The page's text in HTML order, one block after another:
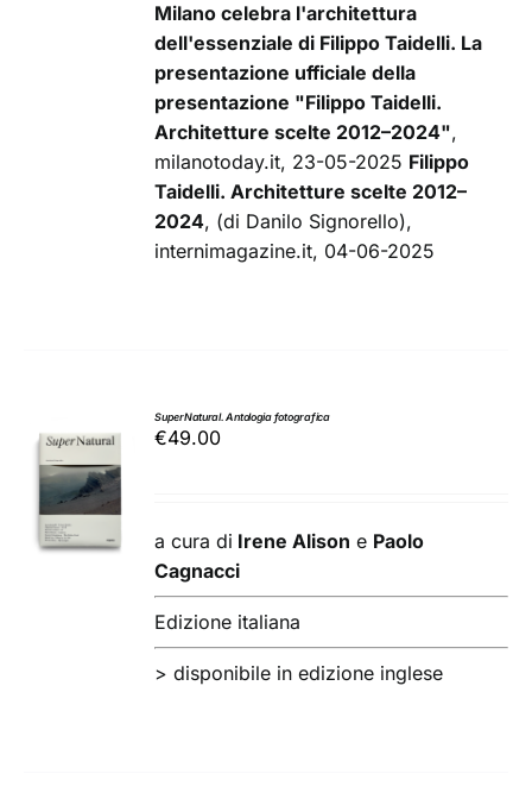
Milano celebra l'architettura
dell'essenziale di Filippo Taidelli. La
presentazione ufficiale della
presentazione "Filippo Taidelli.
Architetture scelte 2012–2024",
milanotoday.it, 23-05-2025 Filippo
Taidelli. Architetture scelte 2012–
2024, (di Danilo Signorello),
internimagazine.it, 04-06-2025
AGGIUNGI
AL
CARRELLO
/
DETTAGLI
SuperNatural. Antologia fotografica
€49.00
a cura di Irene Alison e Paolo
Cagnacci
Edizione italiana
> disponibile in edizione inglese